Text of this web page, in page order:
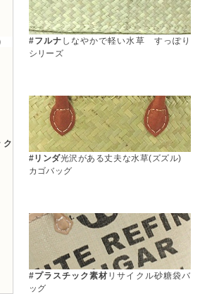
#フルナ しなやかで軽い水草 すっぽり
シリーズ
#リンダ光沢がある丈夫な水草(ズズル)
カゴバッグ
#プラスチック素材 リサイクル砂糖袋バ
ッグ